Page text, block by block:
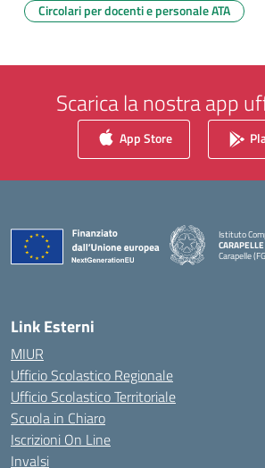
Circolari per docenti e personale ATA
Scarica la nostra app
App Store
Istituto
CARAPELLE
Carapelle
— Visita la
Link Esterni
MIUR
Ufficio Scolastico Regionale
Ufficio Scolastico Territoriale
Scuola in Chiaro
Iscrizioni On Line
Invalsi